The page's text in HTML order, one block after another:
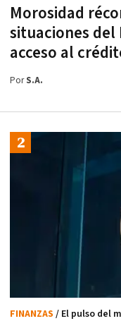
Morosidad
situaciones del
acceso al
PorS.A.
FINANZAS / El pulso del